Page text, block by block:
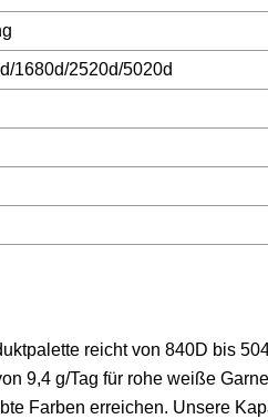
1680d/2520d/5020d
reicht von 840D bis
9,4 g/Tag für rohe weiße
Farben erreichen. Unsere